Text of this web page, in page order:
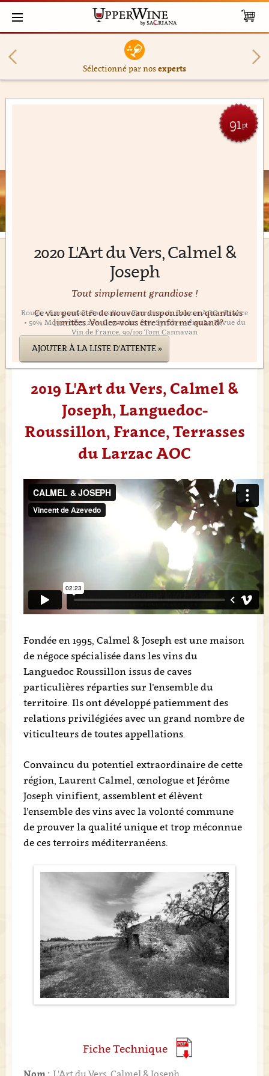
Sélectionné par nosexperts
2020 L'Art du Vers, Calmel &
Joseph
91pt
Tout simplement grandiose !
Rouge • Languedoc-Roussillon • Terrasses du Larzac AOC • France
• 50% Mourvèdre, 25% Grenache, 25% Syrah • 91/100 La Revue du
Vin de France, 90/100 Tom Cannavan
Ce vin peut être de nouveau disponible en quantités
limitées. Voulez-vous être informé quand?
AJOUTER À LA LISTE D'ATTENTE »
2019 L'Art du Vers, Calmel &
Joseph, Languedoc-
Roussillon, France, Terrasses
du Larzac AOC
Fondée en 1995, Calmel & Joseph est une maison
de négoce spécialisée dans les vins du
Languedoc Roussillon issus de caves
particulières réparties sur l’ensemble du
territoire. Ils ont développé patiemment des
relations privilégiées avec un grand nombre de
viticulteurs de toutes appellations.
Convaincu du potentiel extraordinaire de cette
région, Laurent Calmel, œnologue et Jérôme
Joseph vinifient, assemblent et élèvent
l’ensemble des vins avec la volonté commune
de prouver la qualité unique et trop méconnue
de ces terroirs méditerranéens.
Fiche Technique
Nom : L'Art du Vers, Calmel & Joseph